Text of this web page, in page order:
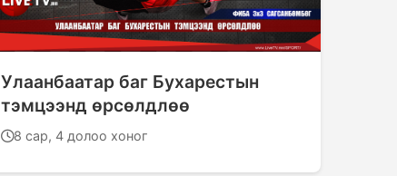
Улаанбаатар баг Бухарестын
тэмцээнд өрсөлдлөө
8 сар, 4 долоо хоног